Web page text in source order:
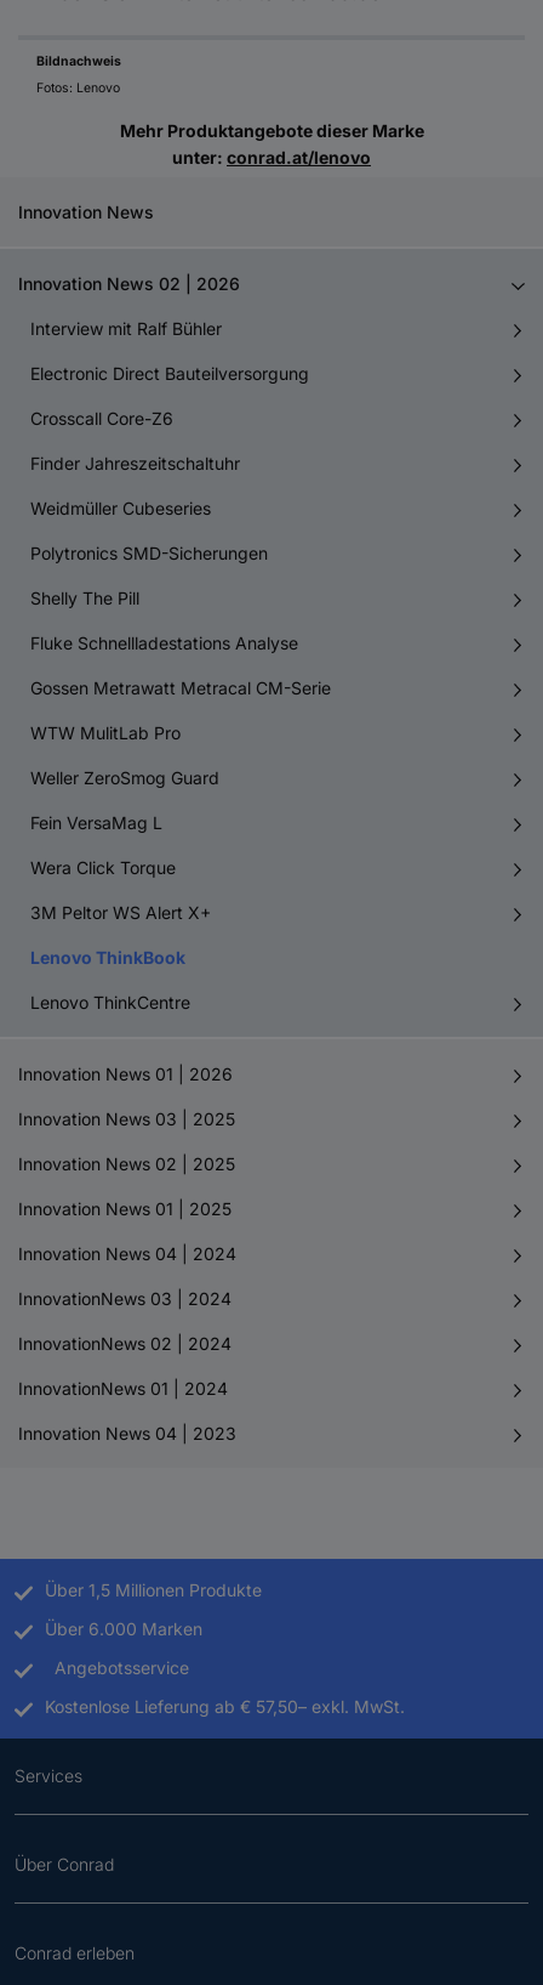
Bildnachweis
Fotos: Lenovo
Mehr Produktangebote dieser Marke
unter: conrad.at/lenovo
Innovation News
Innovation News 02 | 2026
Interview mit Ralf Bühler
Electronic Direct Bauteilversorgung
Crosscall Core-Z6
Finder Jahreszeitschaltuhr
Weidmüller Cubeseries
Polytronics SMD-Sicherungen
Shelly The Pill
Fluke Schnellladestations Analyse
Gossen Metrawatt Metracal CM-Serie
WTW MulitLab Pro
Weller ZeroSmog Guard
Fein VersaMag L
Wera Click Torque
3M Peltor WS Alert X+
Lenovo ThinkBook
Lenovo ThinkCentre
Innovation News 01 | 2026
Innovation News 03 | 2025
Innovation News 02 | 2025
Innovation News 01 | 2025
Innovation News 04 | 2024
InnovationNews 03 | 2024
InnovationNews 02 | 2024
InnovationNews 01 | 2024
Innovation News 04 | 2023
Über 1,5 Millionen Produkte
Über 6.000 Marken
Angebotsservice
Kostenlose Lieferung ab € 57,50– exkl. MwSt.
Services
Über Conrad
Conrad erleben